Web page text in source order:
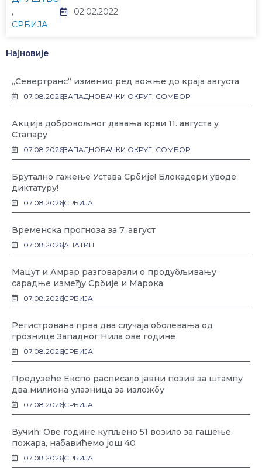
,
СРБИЈА
02.02.2022
Најновије
„Севертранс“ изменио ред вожње до краја августа
07.08.2026ЗАПАДНОБАЧКИ ОКРУГ, СОМБОР
Акција добровољног давања крви 11. августа у
Стапару
07.08.2026ЗАПАДНОБАЧКИ ОКРУГ, СОМБОР
Брутално гажење Устава Србије! Блокадери уводе
диктатуру!
07.08.2026СРБИЈА
Временска прогноза за 7. август
07.08.2026АПАТИН
Мацут и Амрар разговарали о продубљивању
сарадње између Србије и Марока
07.08.2026СРБИЈА
Регистрована прва два случаја оболевања од
грознице Западног Нила ове године
07.08.2026СРБИЈА
Предузеће Експо расписало јавни позив за штампу
два милиона улазница за изложбу
07.08.2026СРБИЈА
Вучић: Ове године купљено 51 возило за гашење
пожара, набавићемо још 40
07.08.2026СРБИЈА